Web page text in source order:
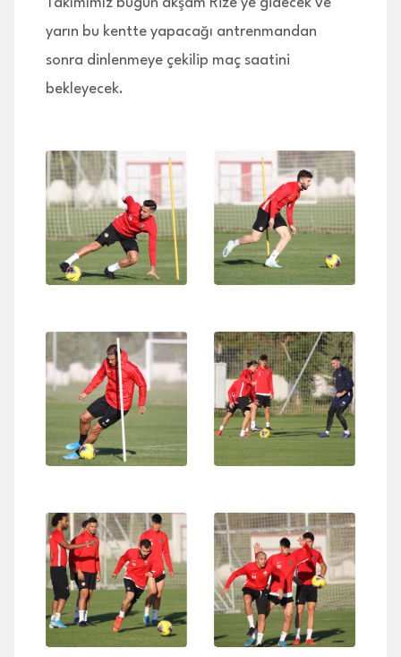
Takımımız bugün akşam Rize'ye gidecek ve
yarın bu kentte yapacağı antrenmandan
sonra dinlenmeye çekilip maç saatini
bekleyecek.